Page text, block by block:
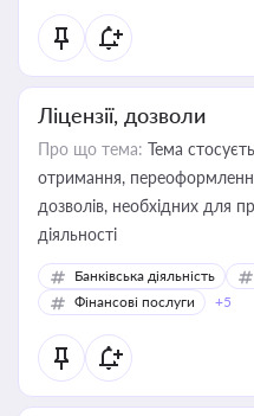
Ліцензії, дозволи
Про що тема: Тема
отримання,
дозволів, необхідних для
діяльності
Банківська діяльність
Фінансові послуги
+5